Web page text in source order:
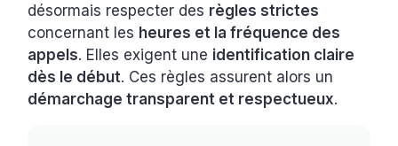
désormais respecter des règles strictes
concernant les heures et la fréquence des
appels. Elles exigent une identification claire
dès le début. Ces règles assurent alors un
démarchage transparent et respectueux.